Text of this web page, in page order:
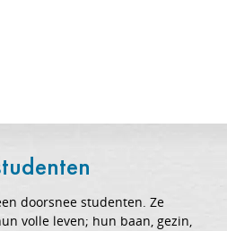
doorsnee studenten. Ze
volle leven; hun baan, gezin,